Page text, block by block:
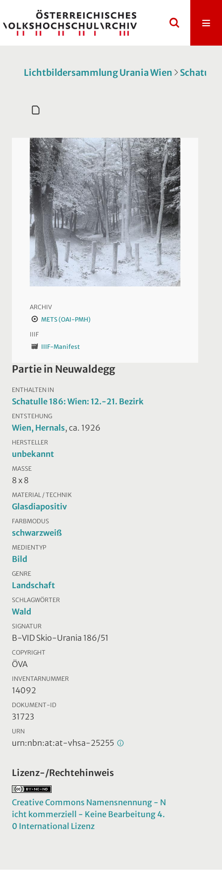
Lichtbildersammlung Urania Wien Schatulle
ARCHIV
METS (OAI-PMH)
IIIF
IIIF-Manifest
Partie in Neuwaldegg
ENTHALTEN IN
Schatulle 186: Wien: 12.-21. Bezirk
ENTSTEHUNG
Wien, Hernals, ca. 1926
HERSTELLER
unbekannt
MASSE
8 x 8
MATERIAL / TECHNIK
Glasdiapositiv
FARBMODUS
schwarzweiß
MEDIENTYP
Bild
GENRE
Landschaft
SCHLAGWÖRTER
Wald
SIGNATUR
B-VID Skio-Urania 186/51
COPYRIGHT
ÖVA
INVENTARNUMMER
14092
DOKUMENT-ID
31723
URN
urn:nbn:at:at-vhsa-25255
Lizenz-/Rechtehinweis
Creative Commons Namensnennung - N
icht kommerziell - Keine Bearbeitung 4.
0 International Lizenz